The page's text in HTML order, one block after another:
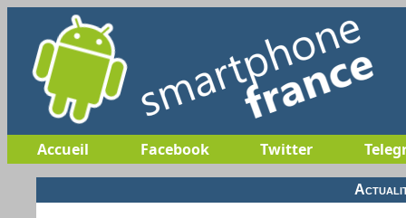
Accueil Facebook Twitter